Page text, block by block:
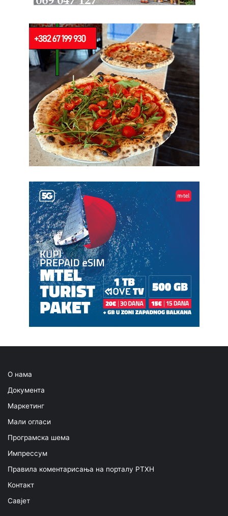
О нама
Документа
Маркетинг
Мали огласи
Програмска шема
Импрессум
Правила коментарисања на порталу РТХН
Контакт
Савјет